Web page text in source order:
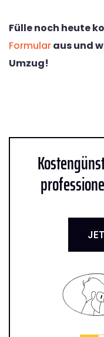
Fülle noch heute
Formularaus und
Umzug!